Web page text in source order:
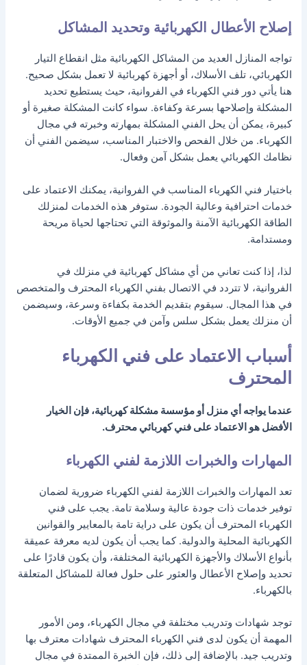
إصلاح الأعطال الكهربائية وتحديد المشاكل
تواجه المنازل العديد من المشاكل الكهربائية مثل انقطاع التيار
الكهربائي، تلف الأسلاك، أو أجهزة كهربائية لا تعمل بشكل صحيح.
هنا يأتي دور فني الكهرباء في الفروانية، حيث يستطيع تحديد
المشكلة وإصلاحها بسرعة وكفاءة. سواء كانت المشكلة صغيرة أو
كبيرة، يمكن أن يحل الفني المشكلة بمهارته وخبرته في مجال
الكهرباء. من خلال الفحص والاختبار المناسب، سيضمن الفني أن
نظامك الكهربائي يعمل بشكل آمن وفعال.
باختيار فني الكهرباء المناسب في الفروانية، يمكنك الاعتماد على
خدمات احترافية وعالية الجودة. ستوفر هذه الخدمات لمنزلك
الطاقة الكهربائية الآمنة والموثوقة التي تحتاجها لحياة مريحة
ومستدامة.
لذا، إذا كنت تعاني من أي مشاكل كهربائية في منزلك في
الفروانية، لا تتردد في الاتصال بفني الكهرباء المحترف والمتخصص
في هذا المجال. سيقوم بتقديم الخدمة بكفاءة وسرعة، وسيضمن
أن منزلك يعمل بشكل سلس وآمن في جميع الأوقات.
أسباب الاعتماد على فني الكهرباء
المحترف
عندما يواجه أي منزل أو مؤسسة مشكلة كهربائية، فإن الخيار
الأفضل هو الاعتماد على فني كهربائي محترف.
المهارات والخبرات اللازمة لفني الكهرباء
تعد المهارات والخبرات اللازمة لفني الكهرباء ضرورية لضمان
توفير خدمات ذات جودة عالية وسلامة تامة. يجب على فني
الكهرباء المحترف أن يكون على دراية تامة بالمعايير والقوانين
الكهربائية المحلية والدولية. كما يجب أن يكون لديه معرفة عميقة
بأنواع الأسلاك والأجهزة الكهربائية المختلفة، وأن يكون قادرًا على
تحديد وإصلاح الأعطال والعثور على حلول فعالة للمشاكل المتعلقة
بالكهرباء.
توجد شهادات وتدريب مختلفة في مجال الكهرباء، ومن الأمور
المهمة أن يكون لدى فني الكهرباء المحترف شهادات معترف بها
وتدريب جيد. بالإضافة إلى ذلك، فإن الخبرة الممتدة في مجال